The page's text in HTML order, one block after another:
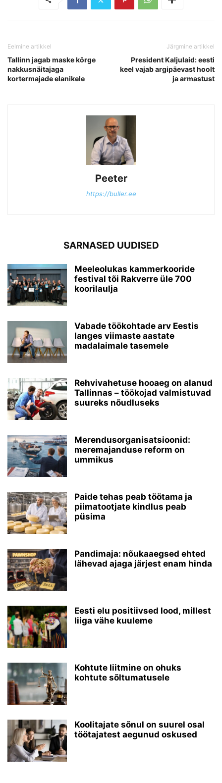
Eelmine artikkel
Tallinn jagab maske kõrge
nakkusnäitajaga
kortermajade elanikele
Järgmine artikkel
President Kaljulaid: eesti
keel vajab argipäevast hoolt
ja armastust
Peeter
https://buller.ee
SARNASED UUDISED
Meeleolukas kammerkooride
festival tõi Rakverre üle 700
koorilaulja
Vabade töökohtade arv Eestis
langes viimaste aastate
madalaimale tasemele
Rehvivahetuse hooaeg on alanud
Tallinnas – töökojad valmistuvad
suureks nõudluseks
Merendusorganisatsioonid:
meremajanduse reform on
ummikus
Paide tehas peab töötama ja
piimatootjate kindlus peab
püsima
Pandimaja: nõukaaegsed ehted
lähevad ajaga järjest enam hinda
Eesti elu positiivsed lood, millest
liiga vähe kuuleme
Kohtute liitmine on ohuks
kohtute sõltumatusele
Koolitajate sõnul on suurel osal
töötajatest aegunud oskused